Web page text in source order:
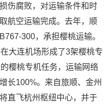
伤腐败，对运输条件和时
航空运输完成。去年，顺
300，承担樱桃运输。
大连机场形成了3架樱桃专
樱桃专机任务，运输网络
长100%。来自旅顺、金州
直飞杭州枢纽中心，并于